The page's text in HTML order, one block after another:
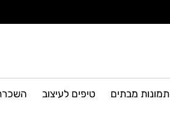
תמונות מבתים טיפים לעיצוב